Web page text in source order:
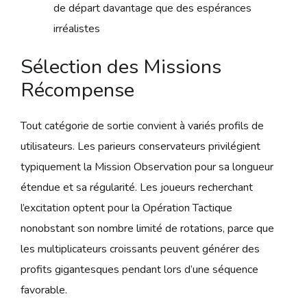
de départ davantage que des espérances
irréalistes
Sélection des Missions
Récompense
Tout catégorie de sortie convient à variés profils de
utilisateurs. Les parieurs conservateurs privilégient
typiquement la Mission Observation pour sa longueur
étendue et sa régularité. Les joueurs recherchant
l’excitation optent pour la Opération Tactique
nonobstant son nombre limité de rotations, parce que
les multiplicateurs croissants peuvent générer des
profits gigantesques pendant lors d’une séquence
favorable.